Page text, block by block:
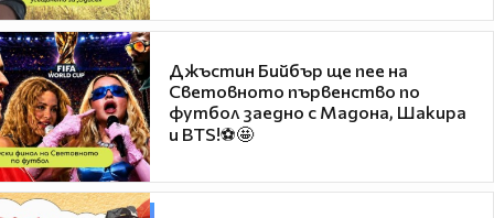
Джъстин Бийбър ще пее на
Световното първенство по
футбол заедно с Мадона, Шакира
и BTS!⚽🤩